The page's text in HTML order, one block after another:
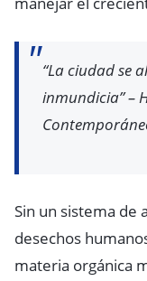
“La ciudad se
inmundicia” –
Sin un sistema de
desechos
materia orgánica